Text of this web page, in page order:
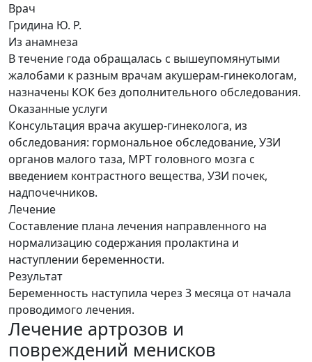
Врач
Гридина Ю. Р.
Из анамнеза
В течение года обращалась с вышеупомянутыми
жалобами к разным врачам акушерам-гинекологам,
назначены КОК без дополнительного обследования.
Оказанные услуги
Консультация врача акушер-гинеколога, из
обследования: гормональное обследование, УЗИ
органов малого таза, МРТ головного мозга с
введением контрастного вещества, УЗИ почек,
надпочечников.
Лечение
Составление плана лечения направленного на
нормализацию содержания пролактина и
наступлении беременности.
Результат
Беременность наступила через 3 месяца от начала
проводимого лечения.
Лечение артрозов и
повреждений менисков